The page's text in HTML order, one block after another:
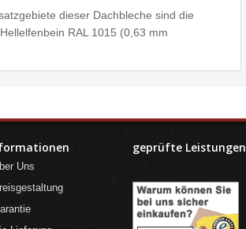
dieser Dachbleche sind die
RAL 1015 (0,63 mm
Uns
geprüfte Leistungen